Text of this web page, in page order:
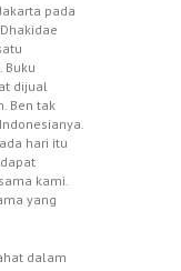
pada
Buku
dijual
Ben tak
hari itu
kami.
yang
dalam